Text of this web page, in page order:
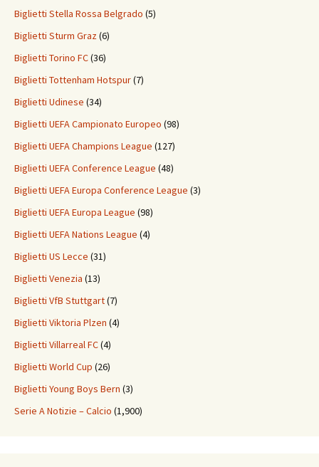
Biglietti Stella Rossa Belgrado (5)
Biglietti Sturm Graz(6)
Biglietti Torino FC(36)
Biglietti Tottenham Hotspur(7)
Biglietti Udinese (34)
Biglietti UEFA Campionato Europeo (98)
Biglietti UEFA Champions League (127)
Biglietti UEFA Conference League (48)
Biglietti UEFA Europa Conference League (3)
Biglietti UEFA Europa League (98)
Biglietti UEFA Nations League (4)
Biglietti US Lecce (31)
Biglietti Venezia (13)
Biglietti VfB Stuttgart(7)
Biglietti Viktoria Plzen (4)
Biglietti Villarreal FC(4)
Biglietti World Cup (26)
Biglietti Young Boys Bern (3)
Serie A Notizie – Calcio (1,900)